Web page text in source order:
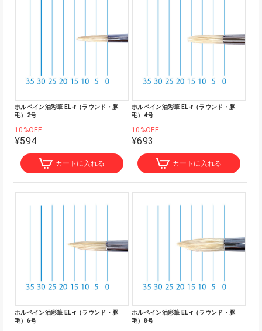
ホルベイン油彩筆 EL-r（ラウンド・豚
毛）2号
10%OFF
¥594
カートに入れる
ホルベイン油彩筆 EL-r（ラウンド・豚
毛）4号
10%OFF
¥693
カートに入れる
ホルベイン油彩筆 EL-r（ラウンド・豚
毛）6号
ホルベイン油彩筆 EL-r（ラウンド・豚
毛）8号